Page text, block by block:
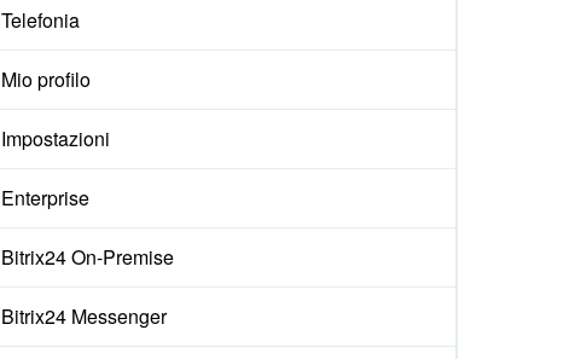
Telefonia
Mio profilo
Impostazioni
Enterprise
Bitrix24 On-Premise
Bitrix24 Messenger